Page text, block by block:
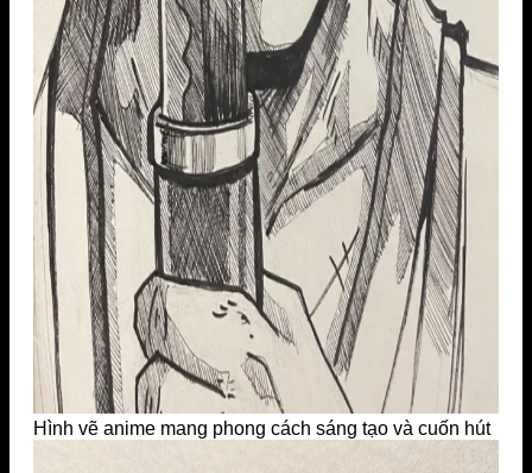
Hình vẽ anime mang phong cách sáng tạo và cuốn hút